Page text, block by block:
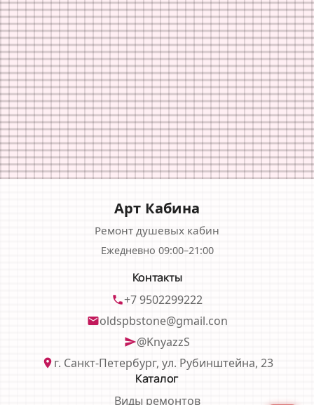
Арт Кабина
Ремонт душевых кабин
Ежедневно 09:00–21:00
Контакты
phone+7 9502299222
emailoldspbstone@gmail.con
send@KnyazzS
location_on г. Санкт-Петербург, ул. Рубинштейна, 23
Каталог
Виды ремонтов